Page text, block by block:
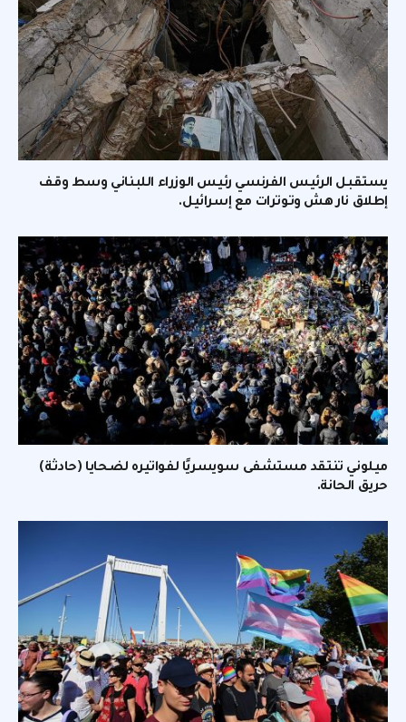
يستقبل الرئيس الفرنسي رئيس الوزراء اللبناني وسط وقف
إطلاق نار هش وتوترات مع إسرائيل.
ميلوني تنتقد مستشفى سويسريًا لفواتيره لضحايا (حادثة)
حريق الحانة.